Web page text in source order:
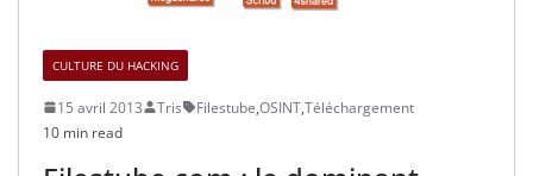
CULTURE DU HACKING
15 avril 2013 Tris Filestube,OSINT,Téléchargement
10 min read